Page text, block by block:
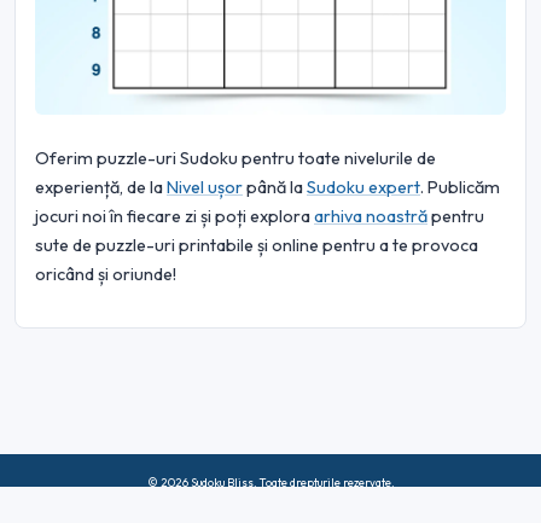
Oferim puzzle-uri Sudoku pentru toate nivelurile de
experiență, de laNivel ușorpână laSudoku expert. Publicăm
jocuri noi în fiecare zi și poți exploraarhiva noastrăpentru
sute de puzzle-uri printabile și online pentru a te provoca
oricând și oriunde!
© 2026 Sudoku Bliss. Toate drepturile rezervate.